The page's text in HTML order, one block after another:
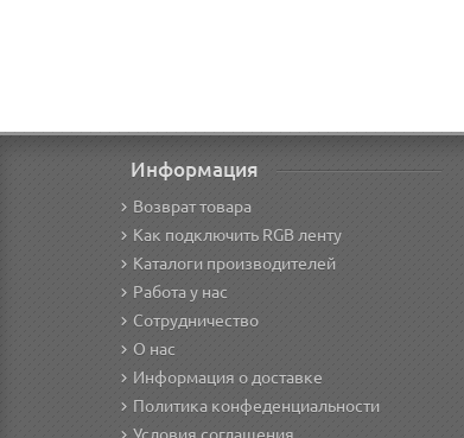
Информация
Возврат товара
Как подключить RGB ленту
Каталоги производителей
Работа у нас
Сотрудничество
О нас
Информация о доставке
Политика конфеденциальности